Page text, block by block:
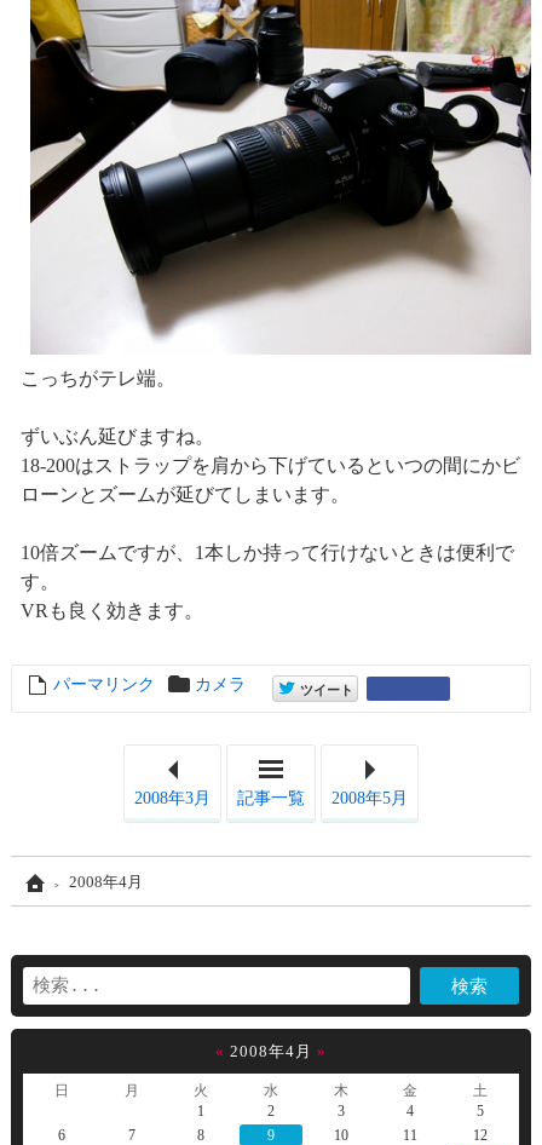
こっちがテレ端。
ずいぶん延びますね。
18-200はストラップを肩から下げているといつの間にかビ
ローンとズームが延びてしまいます。
10倍ズームですが、1本しか持って行けないときは便利で
す。
VRも良く効きます。
entry6767
パーマリンク カメラ entry6767
ツイート
2008年3月 記事一覧 2008年5月
Home2008年4月
« 2008年4月 »
日 月 火 水 木 金
土
1
2 3 4
5
6
7 8 9 10 11
12